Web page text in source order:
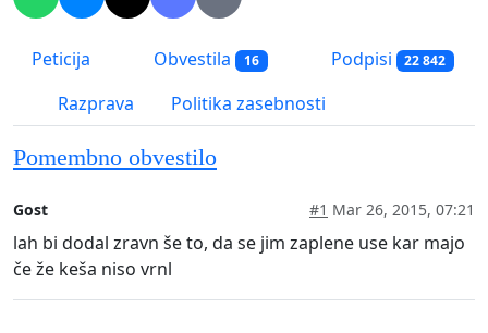
Peticija Obvestila 16 Podpisi 22 842
Razprava Politika zasebnosti
Pomembno obvestilo
Gost #1 Mar 26, 2015, 07:21
lah bi dodal zravn še to, da se jim zaplene use kar majo
če že keša niso vrnl